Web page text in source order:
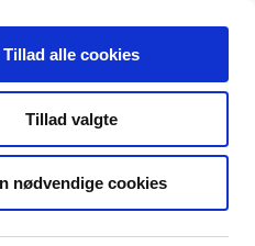
Tillad alle cookies
Tillad valgte
nødvendige cookies